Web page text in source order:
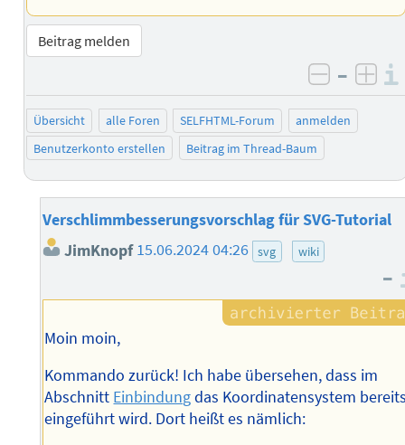
Beitrag melden
negativ
–
Übersicht alle Foren SELFHTML-Forum
anmelden
Benutzerkonto erstellen
Beitrag im Thread-Baum
Verschlimmbesserungsvorschlag für SVG-Tutorial
JimKnopf 15.06.2024 04:26 svg wiki
–
Moin moin,
Kommando zurück! Ich habe übersehen, dass im
Abschnitt Einbindungdas Koordinatensystem
eingeführt wird. Dort heißt es nämlich: